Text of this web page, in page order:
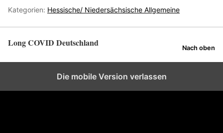
Kategorien: Hessische/ Niedersächsische Allgemeine
Long COVID Deutschland Nach oben
Die mobile Version verlassen